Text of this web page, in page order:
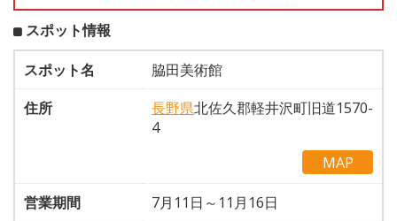
スポット情報
スポット名
脇田美術館
住所
長野県北佐久郡軽井沢町旧道1570-
4
MAP
営業期間
7月11日～11月16日